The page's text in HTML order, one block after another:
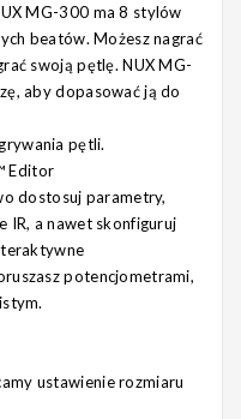
MG-300 ma 8 stylów
beatów. Możesz nagrać
swoją pętlę. NUX MG-
aby dopasować ją do
pętli.
Editor
dostosuj parametry,
IR, a nawet skonfiguruj
potencjometrami,
ustawienie rozmiaru